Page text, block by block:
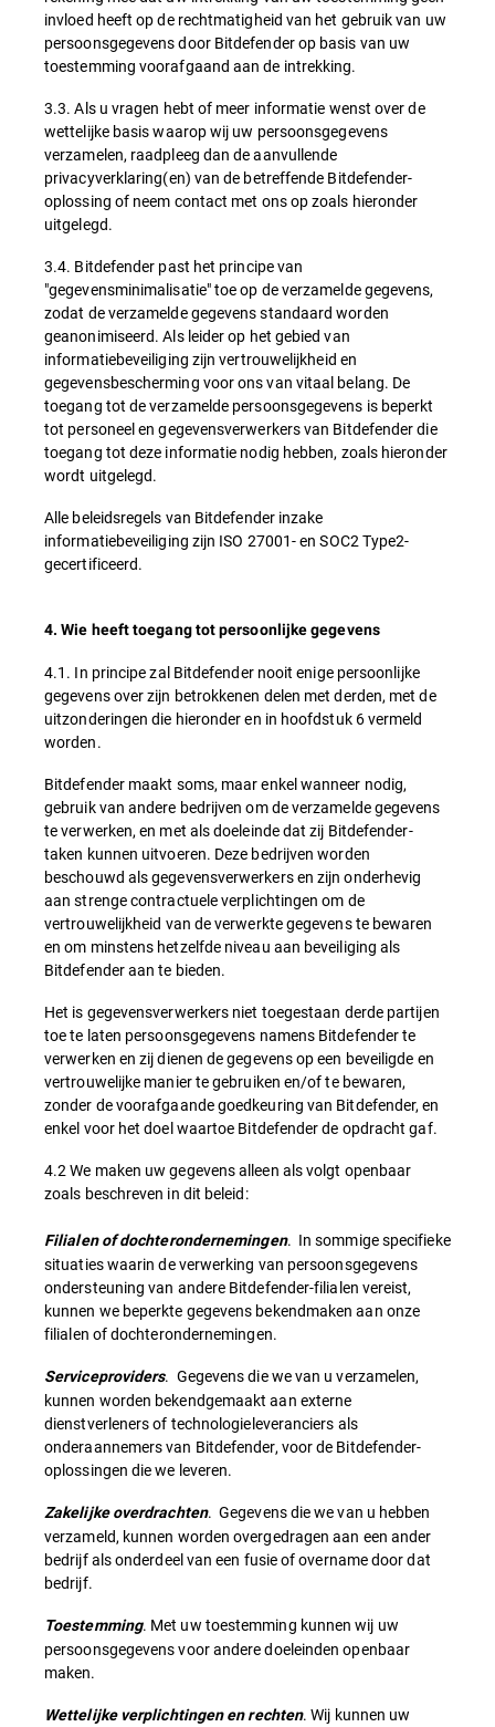
invloed heeft op de rechtmatigheid van het gebruik van uw
persoonsgegevens door Bitdefender op basis van uw
toestemming voorafgaand aan de intrekking.
3.3. Als u vragen hebt of meer informatie wenst over de
wettelijke basis waarop wij uw persoonsgegevens
verzamelen, raadpleeg dan de aanvullende
privacyverklaring(en) van de betreffende Bitdefender-
oplossing of neem contact met ons op zoals hieronder
uitgelegd.
3.4. Bitdefender past het principe van
"gegevensminimalisatie" toe op de verzamelde gegevens,
zodat de verzamelde gegevens standaard worden
geanonimiseerd. Als leider op het gebied van
informatiebeveiliging zijn vertrouwelijkheid en
gegevensbescherming voor ons van vitaal belang. De
toegang tot de verzamelde persoonsgegevens is beperkt
tot personeel en gegevensverwerkers van Bitdefender die
toegang tot deze informatie nodig hebben, zoals hieronder
wordt uitgelegd.
Alle beleidsregels van Bitdefender inzake
informatiebeveiliging zijn ISO 27001- en SOC2 Type2-
gecertificeerd.
4. Wie heeft toegang tot persoonlijke gegevens
4.1. In principe zal Bitdefender nooit enige persoonlijke
gegevens over zijn betrokkenen delen met derden, met de
uitzonderingen die hieronder en in hoofdstuk 6 vermeld
worden.
Bitdefender maakt soms, maar enkel wanneer nodig,
gebruik van andere bedrijven om de verzamelde gegevens
te verwerken, en met als doeleinde dat zij Bitdefender-
taken kunnen uitvoeren. Deze bedrijven worden
beschouwd als gegevensverwerkers en zijn onderhevig
aan strenge contractuele verplichtingen om de
vertrouwelijkheid van de verwerkte gegevens te bewaren
en om minstens hetzelfde niveau aan beveiliging als
Bitdefender aan te bieden.
Het is gegevensverwerkers niet toegestaan derde partijen
toe te laten persoonsgegevens namens Bitdefender te
verwerken en zij dienen de gegevens op een beveiligde en
vertrouwelijke manier te gebruiken en/of te bewaren,
zonder de voorafgaande goedkeuring van Bitdefender, en
enkel voor het doel waartoe Bitdefender de opdracht gaf.
4.2 We maken uw gegevens alleen als volgt openbaar
zoals beschreven in dit beleid:
Filialen of dochterondernemingen. In sommige specifieke
situaties waarin de verwerking van persoonsgegevens
ondersteuning van andere Bitdefender-filialen vereist,
kunnen we beperkte gegevens bekendmaken aan onze
filialen of dochterondernemingen.
Serviceproviders. Gegevens die we van u verzamelen,
kunnen worden bekendgemaakt aan externe
dienstverleners of technologieleveranciers als
onderaannemers van Bitdefender, voor de Bitdefender-
oplossingen die we leveren.
Zakelijke overdrachten. Gegevens die we van u hebben
verzameld, kunnen worden overgedragen aan een ander
bedrijf als onderdeel van een fusie of overname door dat
bedrijf.
Toestemming. Met uw toestemming kunnen wij uw
persoonsgegevens voor andere doeleinden openbaar
maken.
Wettelijke verplichtingen en rechten. Wij kunnen uw